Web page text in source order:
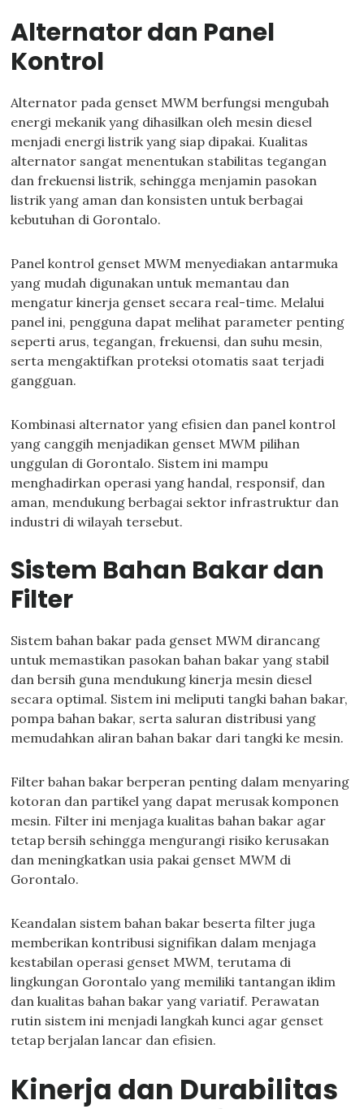
Alternator dan Panel
Kontrol
Alternator pada genset MWM berfungsi mengubah
energi mekanik yang dihasilkan oleh mesin diesel
menjadi energi listrik yang siap dipakai. Kualitas
alternator sangat menentukan stabilitas tegangan
dan frekuensi listrik, sehingga menjamin pasokan
listrik yang aman dan konsisten untuk berbagai
kebutuhan di Gorontalo.
Panel kontrol genset MWM menyediakan antarmuka
yang mudah digunakan untuk memantau dan
mengatur kinerja genset secara real-time. Melalui
panel ini, pengguna dapat melihat parameter penting
seperti arus, tegangan, frekuensi, dan suhu mesin,
serta mengaktifkan proteksi otomatis saat terjadi
gangguan.
Kombinasi alternator yang efisien dan panel kontrol
yang canggih menjadikan genset MWM pilihan
unggulan di Gorontalo. Sistem ini mampu
menghadirkan operasi yang handal, responsif, dan
aman, mendukung berbagai sektor infrastruktur dan
industri di wilayah tersebut.
Sistem Bahan Bakar dan
Filter
Sistem bahan bakar pada genset MWM dirancang
untuk memastikan pasokan bahan bakar yang stabil
dan bersih guna mendukung kinerja mesin diesel
secara optimal. Sistem ini meliputi tangki bahan bakar,
pompa bahan bakar, serta saluran distribusi yang
memudahkan aliran bahan bakar dari tangki ke mesin.
Filter bahan bakar berperan penting dalam menyaring
kotoran dan partikel yang dapat merusak komponen
mesin. Filter ini menjaga kualitas bahan bakar agar
tetap bersih sehingga mengurangi risiko kerusakan
dan meningkatkan usia pakai genset MWM di
Gorontalo.
Keandalan sistem bahan bakar beserta filter juga
memberikan kontribusi signifikan dalam menjaga
kestabilan operasi genset MWM, terutama di
lingkungan Gorontalo yang memiliki tantangan iklim
dan kualitas bahan bakar yang variatif. Perawatan
rutin sistem ini menjadi langkah kunci agar genset
tetap berjalan lancar dan efisien.
Kinerja dan Durabilitas